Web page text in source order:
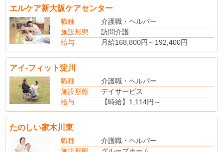
エルケア新大阪ケアセンター
職種
介護職・ヘルパー
施設形態
訪問介護
給与
月給168,800円～192,400円
アイ-フィット淀川
職種
介護職・ヘルパー
施設形態
デイサービス
給与
【時給】1,114円～
【社会保険】完備
たのしい家木川東
職種
介護職・ヘルパー